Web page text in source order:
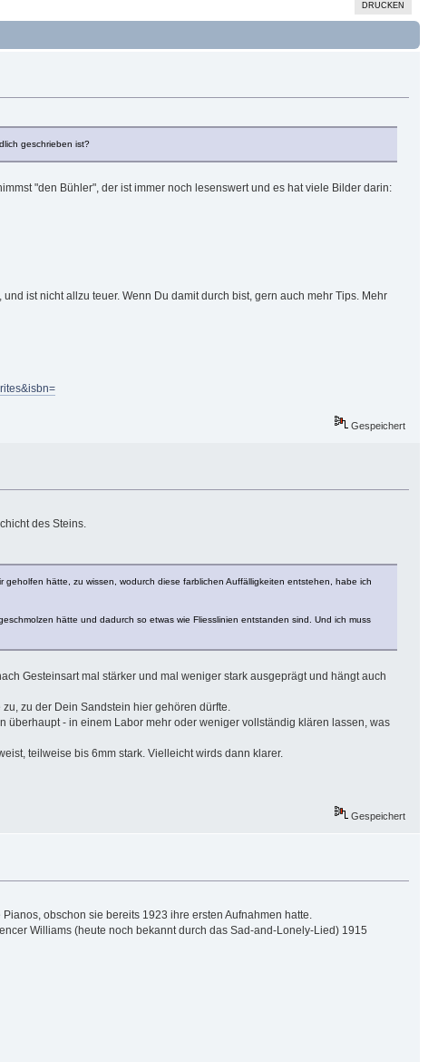
DRUCKEN
geschrieben ist?
"den Bühler", der ist immer noch lesenswert und es hat viele Bilder darin:
ist nicht allzu teuer. Wenn Du damit durch bist, gern auch mehr Tips. Mehr
Gespeichert
des Steins.
hätte, zu wissen, wodurch diese farblichen Auffälligkeiten entstehen, habe ich
hätte und dadurch so etwas wie Fliesslinien entstanden sind. Und ich muss
Gesteinsart mal stärker und mal weniger stark ausgeprägt und hängt auch
zu der Dein Sandstein hier gehören dürfte.
überhaupt - in einem Labor mehr oder weniger vollständig klären lassen, was
teilweise bis 6mm stark. Vielleicht wirds dann klarer.
Gespeichert
obschon sie bereits 1923 ihre ersten Aufnahmen hatte.
Williams (heute noch bekannt durch das Sad-and-Lonely-Lied) 1915